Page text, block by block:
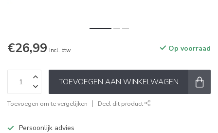
€26,99 Incl. btw Op voorraad
TOEVOEGEN AAN WINKELWAGEN
Toevoegen om te vergelijken Deel dit product
Persoonlijk advies